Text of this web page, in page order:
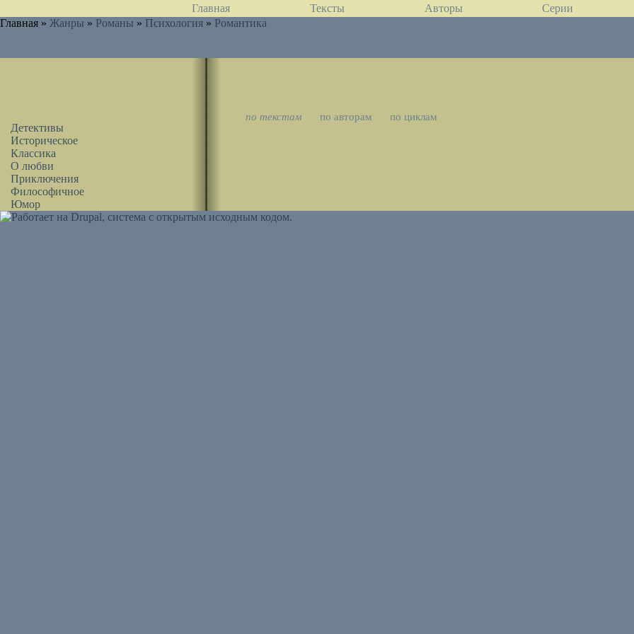
Главная Тексты Авторы Серии
Главная » Жанры » Романы » Психология » Романтика
Детективы
Историческое
Классика
О любви
Приключения
Философичное
Юмор
по текстам по авторам по циклам